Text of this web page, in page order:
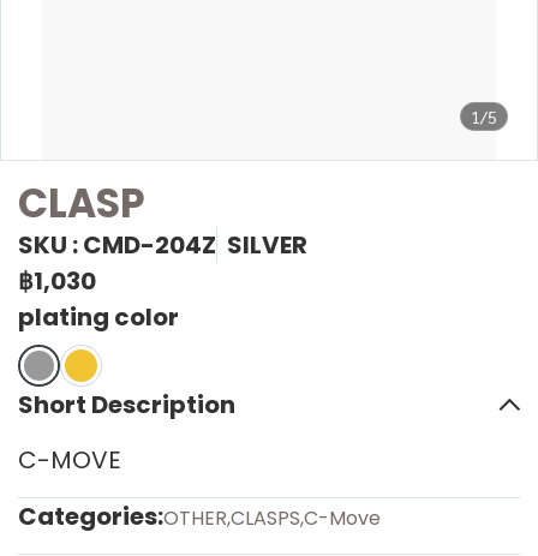
1/5
CLASP
SKU : CMD-204Z SILVER
฿1,030
plating color
Short Description
C-MOVE
Categories:OTHER,CLASPS,C-Move